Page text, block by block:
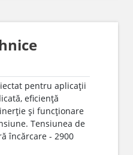
pentru aplicații
eficiență
și funcționare
Tensiunea de
încărcare - 2900